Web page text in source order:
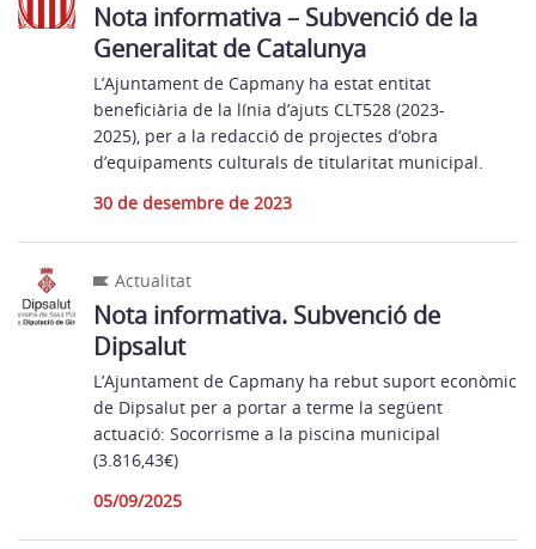
Nota informativa – Subvenció de la
Generalitat de Catalunya
L’Ajuntament de Capmany ha estat entitat
beneficiària de la línia d’ajuts CLT528 (2023-
2025), per a la redacció de projectes d’obra
d’equipaments culturals de titularitat municipal.
30 de desembre de 2023
Actualitat
Nota informativa. Subvenció de
Dipsalut
L’Ajuntament de Capmany ha rebut suport econòmic
de Dipsalut per a portar a terme la següent
actuació: Socorrisme a la piscina municipal
(3.816,43€)
05/09/2025